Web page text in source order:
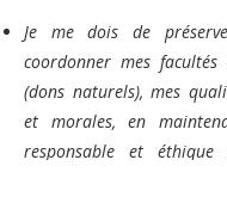
Je me dois de
coordonner mes facultés
(dons naturels), mes
et morales, en
responsable et